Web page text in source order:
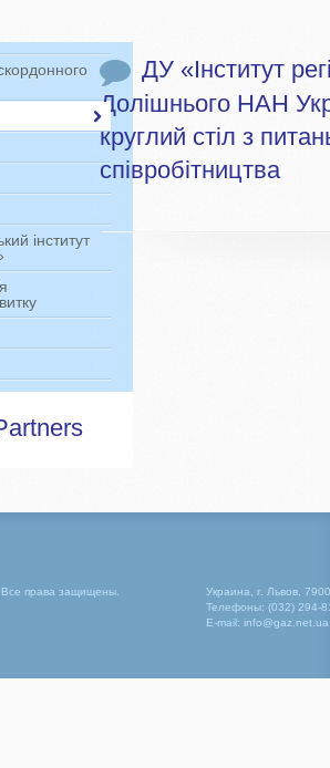
інститут
ДУ «Інститут
Долішнього НАН
круглий стiл з
спiвробiтництва
права защищены.
Украина, г. Львов,
Телефоны: (032) 294-
E-mail: info@gaz.net.ua